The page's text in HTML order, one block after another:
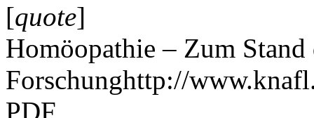
[quote]
Homöopathie – Zum Stand
Forschunghttp://
PDF